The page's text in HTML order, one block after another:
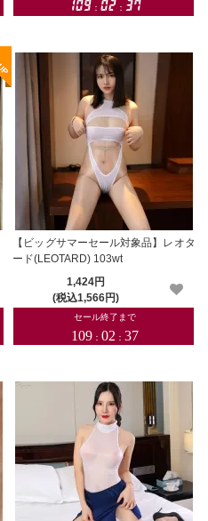
【ビッグサマーセール対象品】レオタ
ード(LEOTARD) 103wt
1,424円
(税込1,566円)